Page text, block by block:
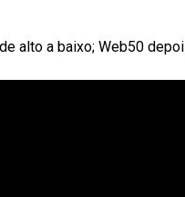
alto a baixo; Web50